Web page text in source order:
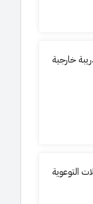
خارجية
التوعوية